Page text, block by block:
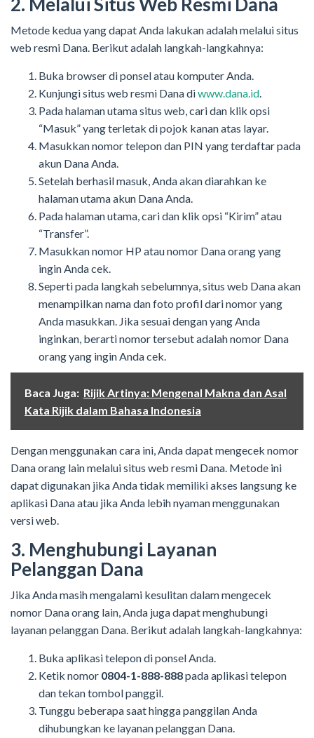
Metode kedua yang dapat Anda lakukan adalah melalui situs
web resmi Dana. Berikut adalah langkah-langkahnya:
Buka browser di ponsel atau komputer Anda.
Kunjungi situs web resmi Dana diwww.dana.id
Pada halaman utama situs web, cari dan klik opsi
“Masuk” yang terletak di pojok kanan atas layar.
Masukkan nomor telepon dan PIN yang terdaftar pada
akun Dana Anda.
Setelah berhasil masuk, Anda akan diarahkan ke
halaman utama akun Dana Anda.
Pada halaman utama, cari dan klik opsi “Kirim” atau
“Transfer”.
Masukkan nomor HP atau nomor Dana orang yang
ingin Anda cek.
Seperti pada langkah sebelumnya, situs web Dana akan
menampilkan nama dan foto profil dari nomor yang
Anda masukkan. Jika sesuai dengan yang Anda
inginkan, berarti nomor tersebut adalah nomor Dana
orang yang ingin Anda cek.
Baca Juga: Rijik Artinya: Mengenal Makna dan Asal
Kata Rijik dalam Bahasa Indonesia
Dengan menggunakan cara ini, Anda dapat mengecek nomor
Dana orang lain melalui situs web resmi Dana. Metode ini
dapat digunakan jika Anda tidak memiliki akses langsung ke
aplikasi Dana atau jika Anda lebih nyaman menggunakan
versi web.
3. Menghubungi Layanan
Pelanggan Dana
Jika Anda masih mengalami kesulitan dalam mengecek
nomor Dana orang lain, Anda juga dapat menghubungi
layanan pelanggan Dana. Berikut adalah langkah-langkahnya:
Buka aplikasi telepon di ponsel Anda.
Ketik nomor 0804-1-888-888pada aplikasi telepon
dan tekan tombol panggil.
Tunggu beberapa saat hingga panggilan Anda
dihubungkan ke layanan pelanggan Dana.